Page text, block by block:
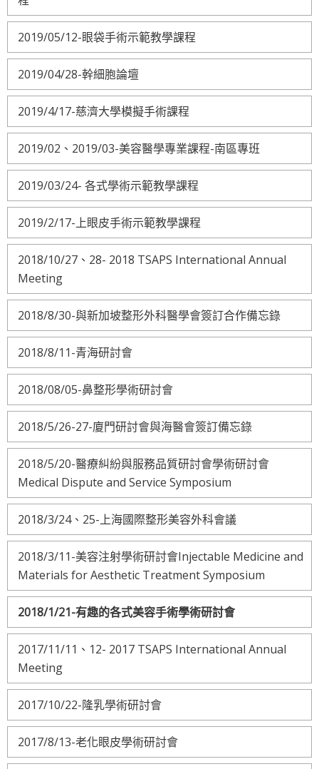
2019/05/12-眼袋手術示範教學課程
2019/04/28-幹細胞論壇
2019/4/17-慈濟大學模擬手術課程
2019/02、2019/03-美容醫學專業課程-南區專班
2019/03/24- 各式學術示範教學課程
2019/2/17-上眼皮手術示範教學課程
2018/10/27、28- 2018 TSAPS International Annual
Meeting
2018/8/30-與新加坡整形外科醫學會簽訂合作備忘錄
2018/8/11-青海研討會
2018/08/05-鼻整形學術研討會
2018/5/26-27-廈門研討會與海醫會簽訂備忘錄
2018/5/20-醫療糾紛與服務品質研討會學術研討會
Medical Dispute and Service Symposium
2018/3/24、25-上海國際整形美容外科會議
2018/3/11-美容注射學術研討會Injectable Medicine and
Materials for Aesthetic Treatment Symposium
2018/1/21-有趣的各式美容手術學術研討會
2017/11/11、12- 2017 TSAPS International Annual
Meeting
2017/10/22-隆乳學術研討會
2017/8/13-老化眼皮學術研討會